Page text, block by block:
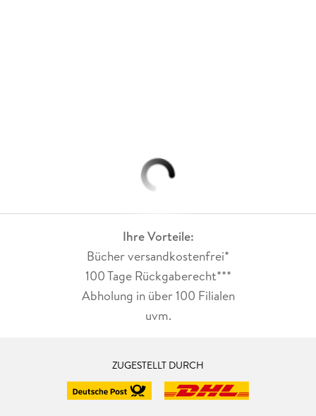
Ihre Vorteile:
Bücher versandkostenfrei*
100 Tage Rückgaberecht***
Abholung in über 100 Filialen
uvm.
ZUGESTELLT DURCH